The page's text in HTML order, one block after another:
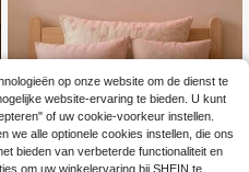
Gepersonaliseerde neonlicht muurd
ecoratie, bedrukt patroon, USB-reg
elbare verlichting, neonbord met na
17.57€
op onze website om de dienst te
website-ervaring te bieden. U kunt
of uw cookie-voorkeur instellen.
we alle optionele cookies instellen, die ons
bieden van verbeterde functionaliteit en
om uw winkelervaring bij SHEIN te